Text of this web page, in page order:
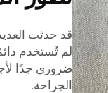
قد حدثت
لم تُستخدم
ضروري جدًا
الجراحة.